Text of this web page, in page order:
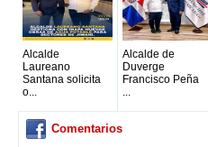
Alcalde
Laureano
Santana solicita
o...
Alcalde de
Duverge
Francisco Peña
...
Comentarios